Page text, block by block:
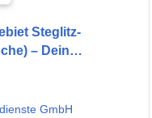
Steglitz-
– Dein
GmbH